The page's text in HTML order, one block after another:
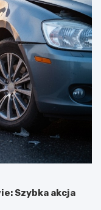
Szybka akcja